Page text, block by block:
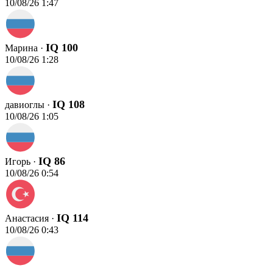
10/08/26 1:47
Марина · IQ 100
10/08/26 1:28
давиоглы · IQ 108
10/08/26 1:05
Игорь · IQ 86
10/08/26 0:54
Анастасия · IQ 114
10/08/26 0:43